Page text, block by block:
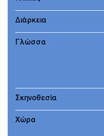
Διάρκεια
Γλώσσα
Σκηνοθεσία
Χώρα